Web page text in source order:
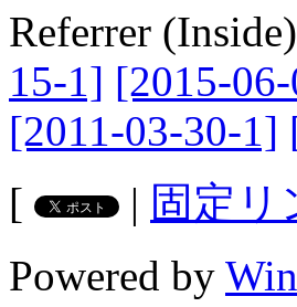
Referrer
15-1] [2015-
[2011-03-30-1]
[
| 固定リ
Powered by